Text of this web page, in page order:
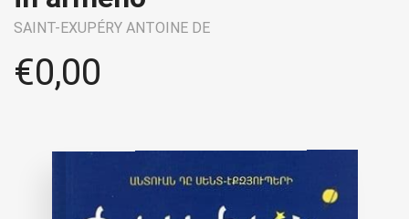
SAINT-EXUPÉRY ANTOINE DE
€0,00